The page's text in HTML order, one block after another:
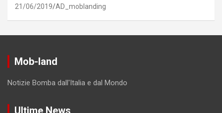
21/06/2019 AD_moblanding
Mob-land
Notizie Bomba dall'Italia e dal Mondo